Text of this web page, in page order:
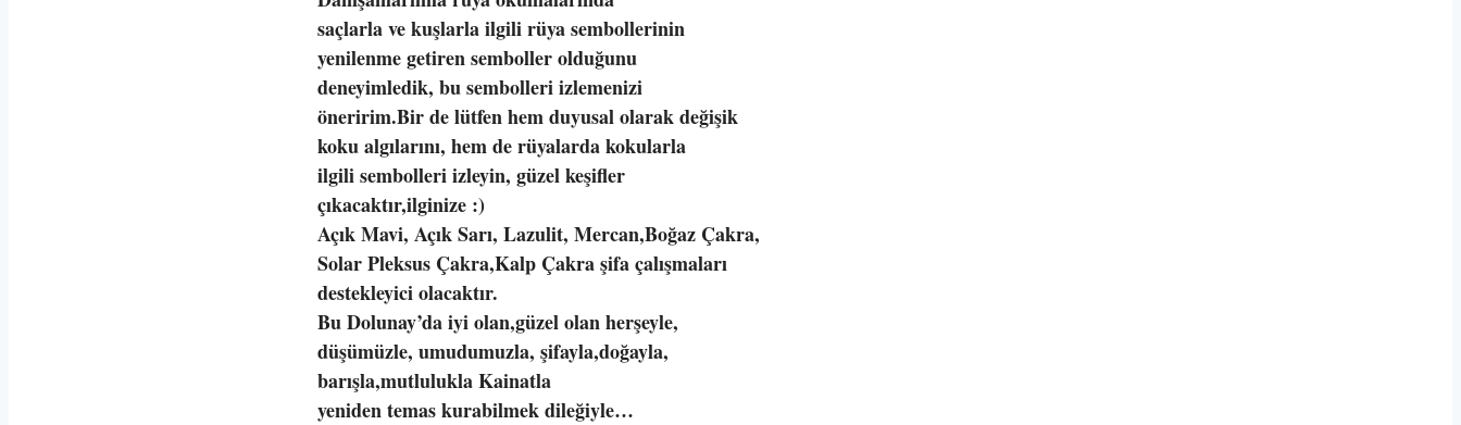
saçlarla ve kuşlarla ilgili rüya sembollerinin
yenilenme getiren semboller olduğunu
deneyimledik, bu sembolleri izlemenizi
öneririm.Bir de lütfen hem duyusal olarak değişik
koku algılarını, hem de rüyalarda kokularla
ilgili sembolleri izleyin, güzel keşifler
çıkacaktır,ilginize :)
Açık Mavi, Açık Sarı, Lazulit, Mercan,Boğaz Çakra,
Solar Pleksus Çakra,Kalp Çakra şifa çalışmaları
destekleyici olacaktır.
Bu Dolunay’da iyi olan,güzel olan herşeyle,
düşümüzle, umudumuzla, şifayla,doğayla,
barışla,mutlulukla Kainatla
yeniden temas kurabilmek dileğiyle…